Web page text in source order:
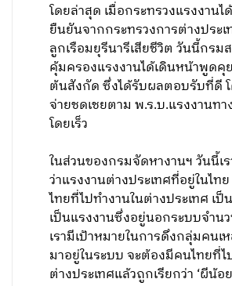
โดยล่าสุด เมื่อกระทรวงแรงงานไ
ยืนยันจากกระทรวงการต่างประ
ลูกเรือมยุรีนารีเสียชีวิต วันนี้กรม
คุ้มครองแรงงานได้เดินหน้าพูด
ต้นสังกัด ซึ่งได้รับผลตอบรับที่ดี
จ่ายชดเชยตาม พ.ร.บ.แรงงานทา
โดยเร็ว
ในส่วนของกรมจัดหางานฯ วันนี้เ
ว่าแรงงานต่างประเทศที่อยู่ในไท
ไทยที่ไปทำงานในต่างประเทศ เ
เป็นแรงงานซึ่งอยู่นอกระบบจำน
เรามีเป้าหมายในการดึงกลุ่มคนเ
มาอยู่ในระบบ จะต้องมีคนไทยที่ไ
ต่างประเทศแล้วถูกเรียกว่า ‘ผีน้อ